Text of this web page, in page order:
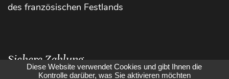
des französischen Festlands
Sichere Zahlung
Diese Website verwendet Cookies und gibt Ihnen die
Kontrolle darüber, was Sie aktivieren möchten